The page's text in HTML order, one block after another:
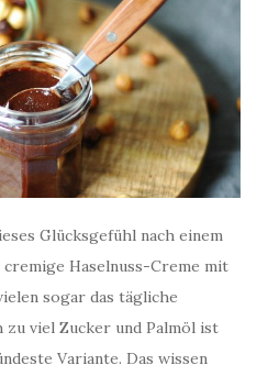
Glücksgefühl nach einem
Haselnuss-Creme mit
sogar das tägliche
viel Zucker und Palmöl ist
Variante. Das wissen